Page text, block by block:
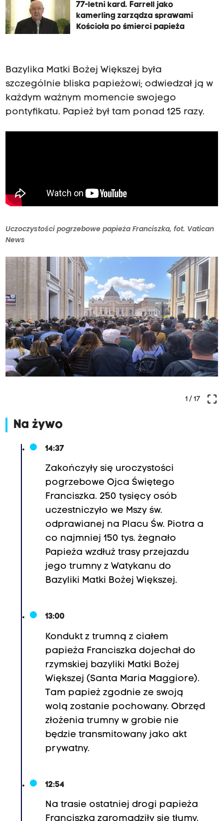
77-letni kard. Farrell jako
kamerling zarządza sprawami
Kościoła po śmierci papieża
Bazylika Matki Bożej Większej była
szczególnie bliska papieżowi; odwiedzał ją w
każdym ważnym momencie swojego
pontyfikatu. Papież był tam ponad 125 razy.
Uczoczystości pogrzebowe papieża Franciszka, fot. Vatican
News
crop_free
1/ 17
Na żywo
14:37
Zakończyły się uroczystości
pogrzebowe Ojca Świętego
Franciszka. 250 tysięcy osób
uczestniczyło we Mszy św.
odprawianej na Placu Św. Piotra a
co najmniej 150 tys. żegnało
Papieża wzdłuż trasy przejazdu
jego trumny z Watykanu do
Bazyliki Matki Bożej Większej.
13:00
Kondukt z trumną z ciałem
papieża Franciszka dojechał do
rzymskiej bazyliki Matki Bożej
Większej (Santa Maria Maggiore).
Tam papież zgodnie ze swoją
wolą zostanie pochowany. Obrzęd
złożenia trumny w grobie nie
będzie transmitowany jako akt
prywatny.
12:54
Na trasie ostatniej drogi papieża
Franciszka zgromadziły się tłumy.